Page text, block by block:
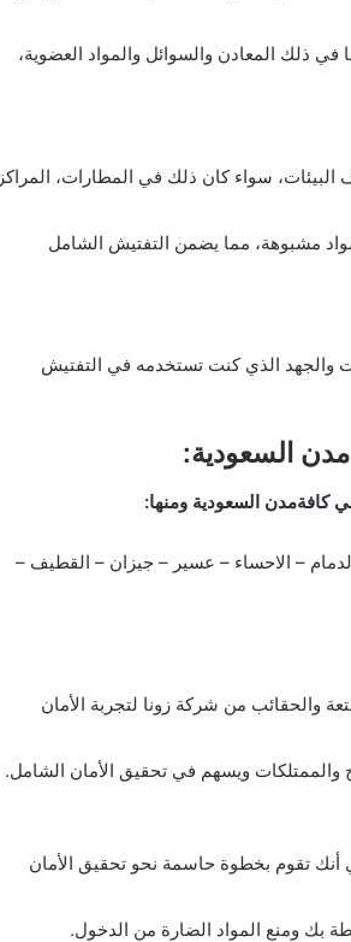
ذلك المعادن والسوائل والمواد العضوية،
سواء كان ذلك في المطارات، المراكز
مواد مشبوهة، مما يضمن التفتيش الشامل
والجهد الذي كنت تستخدمه في التفتيش
السعودية:
كافةمدن السعودية ومنها:
– الاحساء – عسير – جيزان – القطيف –
والحقائب من شركة زونا لتجربة الأمان
والممتلكات ويسهم في تحقيق الأمان الشامل.
أنك تقوم بخطوة حاسمة نحو تحقيق الأمان
بك ومنع المواد الضارة من الدخول.